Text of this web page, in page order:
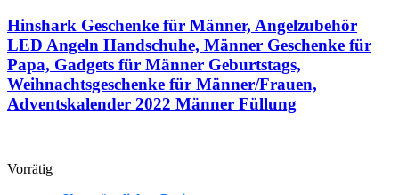
Hinshark Geschenke für Männer, Angelzubehör
LED Angeln Handschuhe, Männer Geschenke für
Papa, Gadgets für Männer Geburtstags,
Weihnachtsgeschenke für Männer/Frauen,
Adventskalender 2022 Männer Füllung
Vorrätig